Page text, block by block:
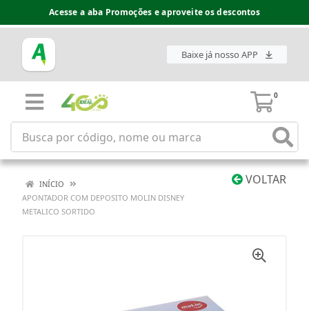
Acesse a aba Promoções e aproveite os descontos
Baixe já nosso APP
0
VOLTAR
INÍCIO
APONTADOR COM DEPOSITO MOLIN DISNEY
METALICO SORTIDO